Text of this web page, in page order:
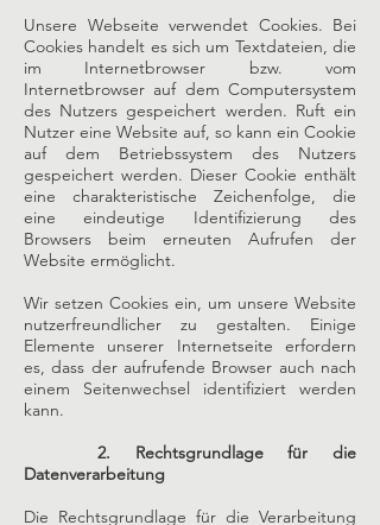
Unsere Webseite verwendet Cookies. Bei
Cookies handelt es sich um Textdateien, die
im Internetbrowser bzw. vom
Internetbrowser auf dem Computersystem
des Nutzers gespeichert werden. Ruft ein
Nutzer eine Website auf, so kann ein Cookie
auf dem Betriebssystem des Nutzers
gespeichert werden. Dieser Cookie enthält
eine charakteristische Zeichenfolge, die
eine eindeutige Identifizierung des
Browsers beim erneuten Aufrufen der
Website ermöglicht.
Wir setzen Cookies ein, um unsere Website
nutzerfreundlicher zu gestalten. Einige
Elemente unserer Internetseite erfordern
es, dass der aufrufende Browser auch nach
einem Seitenwechsel identifiziert werden
kann.
2. Rechtsgrundlage für die
Datenverarbeitung
Die Rechtsgrundlage für die Verarbeitung